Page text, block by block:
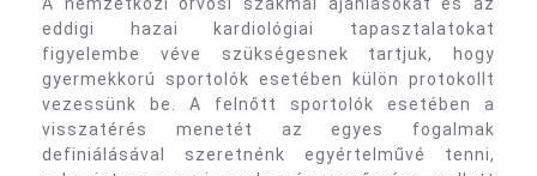
eddigi hazai kardiológiai tapasztalatokat
figyelembe véve szükségesnek tartjuk, hogy
gyermekkorú sportolók esetében külön protokollt
vezessünk be. A felnőtt sportolók esetében a
visszatérés menetét az egyes fogalmak
definiálásával szeretnénk egyértelművé tenni,